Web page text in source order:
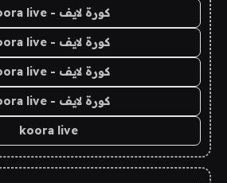
كورة لايف - koora live
كورة لايف - koora live
كورة لايف - koora live
كورة لايف - koora live
koora live